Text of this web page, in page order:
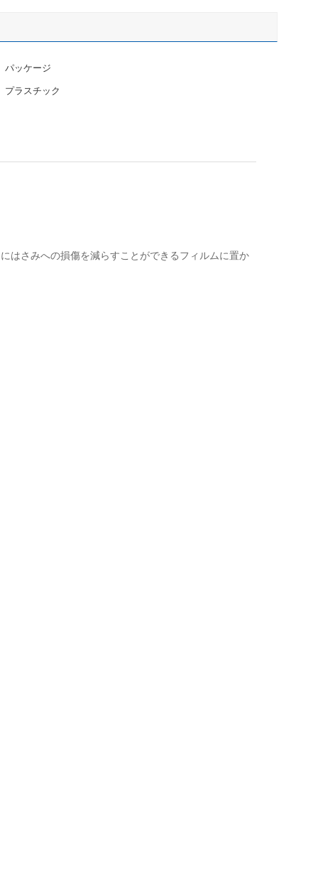
パッケージ
プラスチック
はさみへの損傷を減らすことができるフィルムに置か